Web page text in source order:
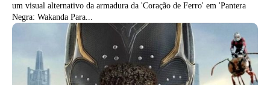
um visual alternativo da armadura da 'Coração de Ferro' em 'Pantera
Negra: Wakanda Para...